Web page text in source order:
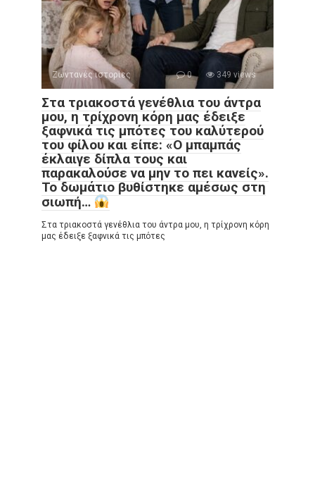
Ζωντανές ιστορίες 0 349 views
Στα τριακοστά γενέθλια του άντρα
μου, η τρίχρονη κόρη μας έδειξε
ξαφνικά τις μπότες του καλύτερού
του φίλου και είπε: «Ο μπαμπάς
έκλαιγε δίπλα τους και
παρακαλούσε να μην το πει κανείς».
Το δωμάτιο βυθίστηκε αμέσως στη
σιωπή…
Στα τριακοστά γενέθλια του άντρα μου, η τρίχρονη κόρη
μας έδειξε ξαφνικά τις μπότες